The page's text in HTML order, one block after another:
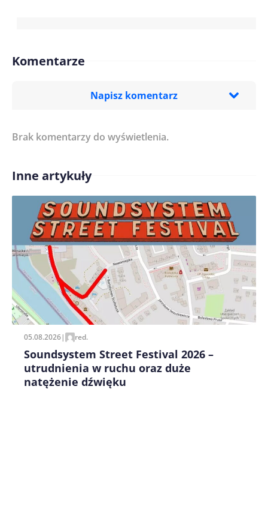
Komentarze
Napisz komentarz
Treść komentarza*
Imię/ Nick*
Zapamiętaj moje dane w tej przeglądarce podczas
pisania kolejnych komentarzy.
Brak komentarzy do wyświetlenia.
Inne artykuły
05.08.2026| red.
Soundsystem Street Festival 2026 –
utrudnienia w ruchu oraz duże
natężenie dźwięku